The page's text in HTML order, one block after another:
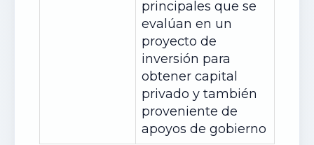
principales que se
evalúan en un
proyecto de
inversión para
obtener capital
privado y también
proveniente de
apoyos de gobierno